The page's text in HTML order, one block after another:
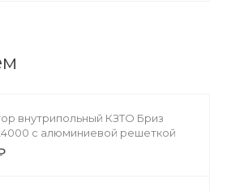
внутрипольный КЗТО Бриз
с алюминиевой решеткой